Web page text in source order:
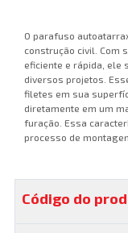
O parafuso
construção civil. Com
eficiente e rápida, ele
diversos projetos.
filetes em sua
diretamente em um
furação. Essa
processo de
Código do